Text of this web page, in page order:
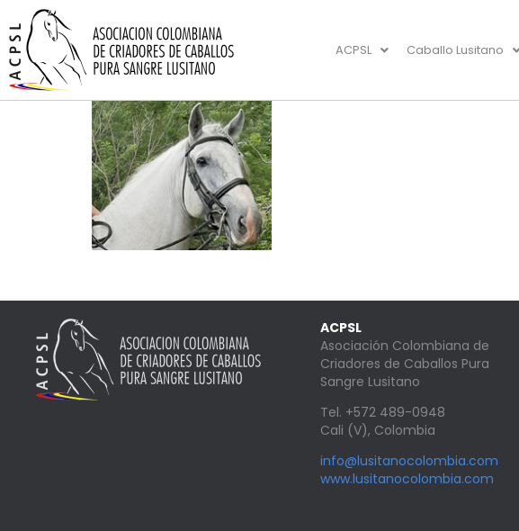
ACPSL Caballo Lusitano
ACPSL
Asociación Colombiana de
Criadores de Caballos Pura
Sangre Lusitano
Tel. +572 489-0948
Cali (V), Colombia
info@lusitanocolombia.com
www.lusitanocolombia.com